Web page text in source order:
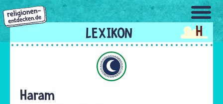
Direkt
zum
Inhalt
H
Haram